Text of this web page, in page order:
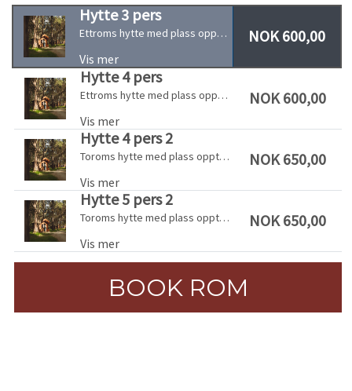
Hytte 3 pers
Ettroms hytte med plass opptil 3 personer
Vis mer
NOK 600,00
Hytte 4 pers
Ettroms hytte med plass opptil 4 personer
Vis mer
NOK 600,00
Hytte 4 pers 2
Toroms hytte med plass opptil 4 personer
Vis mer
NOK 650,00
Hytte 5 pers 2
Toroms hytte med plass opptil 5 personer
Vis mer
NOK 650,00
BOOK ROM